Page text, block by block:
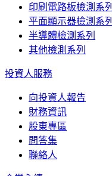
印刷電路板檢測系列
平面顯示器檢測系列
半導體檢測系列
其他檢測系列
投資人服務
向投資人報告
財務資訊
股東專區
問答集
聯絡人